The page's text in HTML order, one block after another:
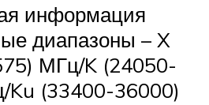
информация
диапазоны – X
МГц/K (24050-
Ku (33400-36000)